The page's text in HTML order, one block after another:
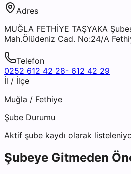
Adres
MUĞLA FETHİYE TAŞYAKA
Mah.Ölüdeniz Cad. No:24/A
Telefon
0252 612 42 28- 612 42 29
İl / İlçe
Muğla / Fethiye
Şube Durumu
Aktif şube kaydı olarak
Şubeye Gitmeden